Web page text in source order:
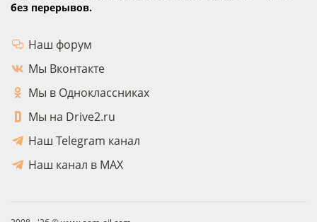
без перерывов.
Наш форум
Мы Вконтакте
Мы в Одноклассниках
Мы на Drive2.ru
Наш Telegram канал
Наш канал в MAX